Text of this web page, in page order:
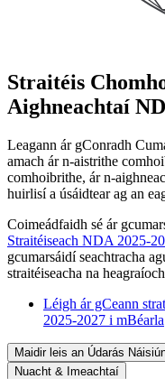
Straitéis
Aighneachtaí
Leagann ár gConradh
amach ár n-aistrithe
comhoibrithe, ár n-
huirlisí a úsáidtear ag an
Coimeádfaidh sé ár
Straitéiseach NDA 2025-
gcumarsáidí seachtracha
straitéiseacha na
Léigh ár gCeann
2025-2027 i mBéarla
Maidir leis an Údarás
Nuacht & Imeachtaí